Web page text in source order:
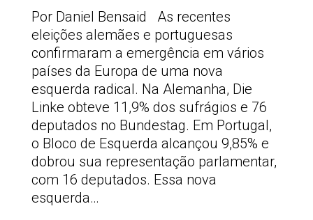
Por Daniel Bensaid As recentes
eleições alemães e portuguesas
confirmaram a emergência em vários
países da Europa de uma nova
esquerda radical. Na Alemanha, Die
Linke obteve 11,9% dos sufrágios e 76
deputados no Bundestag. Em Portugal,
o Bloco de Esquerda alcançou 9,85% e
dobrou sua representação parlamentar,
com 16 deputados. Essa nova
esquerda…